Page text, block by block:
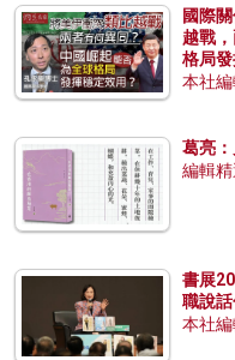
國際
越戰
格局
本社
葛亮
編輯精
書展
職說
本社